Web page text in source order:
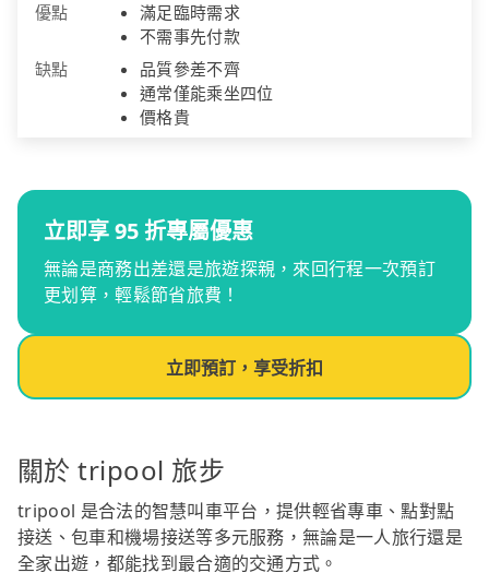
優點
滿足臨時需求
不需事先付款
缺點
品質參差不齊
通常僅能乘坐四位
價格貴
立即享 95 折專屬優惠
無論是商務出差還是旅遊探親，來回行程一次預訂
更划算，輕鬆節省旅費！
立即預訂，享受折扣
關於 tripool 旅步
tripool 是合法的智慧叫車平台，提供輕省專車、點對點
接送、包車和機場接送等多元服務，無論是一人旅行還是
全家出遊，都能找到最合適的交通方式。